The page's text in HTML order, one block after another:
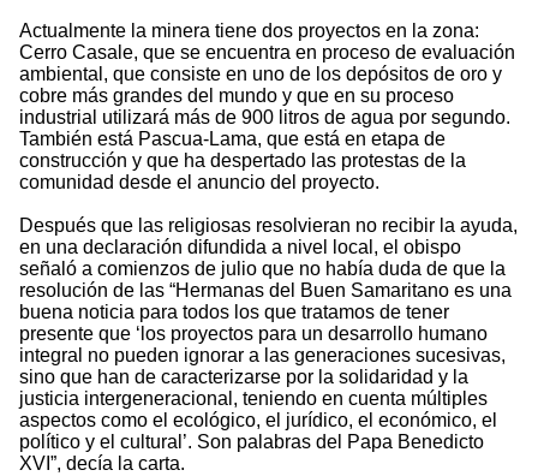
Actualmente la minera tiene dos proyectos en la zona:
Cerro Casale, que se encuentra en proceso de evaluación
ambiental, que consiste en uno de los depósitos de oro y
cobre más grandes del mundo y que en su proceso
industrial utilizará más de 900 litros de agua por segundo.
También está Pascua-Lama, que está en etapa de
construcción y que ha despertado las protestas de la
comunidad desde el anuncio del proyecto.
Después que las religiosas resolvieran no recibir la ayuda,
en una declaración difundida a nivel local, el obispo
señaló a comienzos de julio que no había duda de que la
resolución de las “Hermanas del Buen Samaritano es una
buena noticia para todos los que tratamos de tener
presente que ‘los proyectos para un desarrollo humano
integral no pueden ignorar a las generaciones sucesivas,
sino que han de caracterizarse por la solidaridad y la
justicia intergeneracional, teniendo en cuenta múltiples
aspectos como el ecológico, el jurídico, el económico, el
político y el cultural’. Son palabras del Papa Benedicto
XVI”, decía la carta.